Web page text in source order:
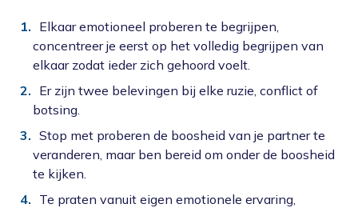
Elkaar emotioneel proberen te begrijpen,
concentreer je eerst op het volledig begrijpen van
elkaar zodat ieder zich gehoord voelt.
Er zijn twee belevingen bij elke ruzie, conflict of
botsing.
Stop met proberen de boosheid van je partner te
veranderen, maar ben bereid om onder de boosheid
te kijken.
Te praten vanuit eigen emotionele ervaring,